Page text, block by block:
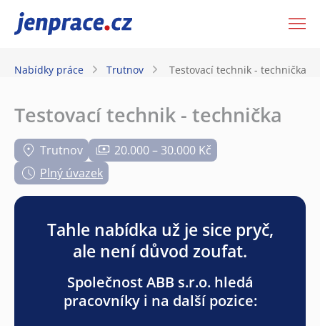
JenPráce.cz
Nabídky práce Trutnov Testovací technik - technička
Testovací technik - technička
Trutnov
20.000 – 30.000 Kč
Plný úvazek
Tahle nabídka už je sice pryč,
ale není důvod zoufat.
Společnost ABB s.r.o. hledá
pracovníky i na další pozice: